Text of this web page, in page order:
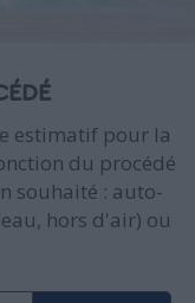
estimatif pour la
du procédé
souhaité : auto-
hors d'air) ou